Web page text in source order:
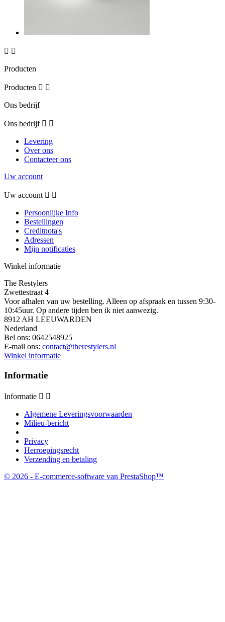
 
Producten
Producten  
Ons bedrijf
Ons bedrijf  
Levering
Over ons
Contacteer ons
Uw account
Uw account  
Persoonlijke Info
Bestellingen
Creditnota's
Adressen
Mijn notificaties
Winkel informatie
The Restylers
Zwettestraat 4
Voor afhalen van uw bestelling. Alleen op afspraak en tussen 9:30-
10:45uur. Op andere tijden ben ik niet aanwezig.
8912 AH LEEUWARDEN
Nederland
Bel ons: 0642548925
E-mail ons: contact@therestylers.nl
Winkel informatie
Informatie
Informatie  
Algemene Leveringsvoorwaarden
Milieu-bericht
Privacy
Herroepingsrecht
Verzending en betaling
© 2026 - E-commerce-software van PrestaShop™